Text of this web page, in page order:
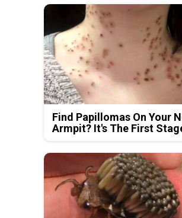
Find Papillomas On Your
Armpit? It's The First